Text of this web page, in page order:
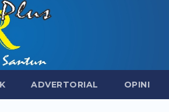
ADVERTORIAL OPINI